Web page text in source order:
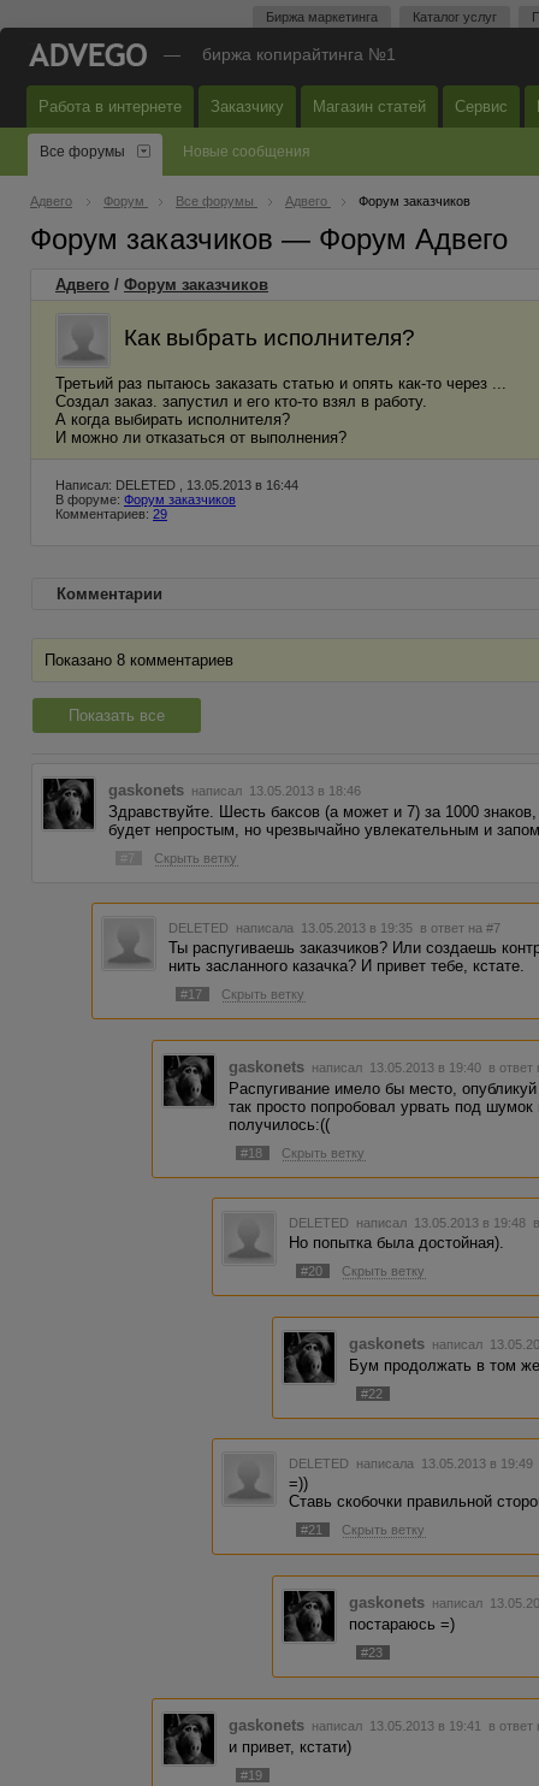
Биржа маркетинга Каталог услуг
— биржа копирайтинга №1
Работа в интернете Заказчику Магазин статей Сервис
Все форумы Новые сообщения
Адвего Форум Все форумы Адвего Форум заказчиков
Форум заказчиков — Форум Адвего
Адвего / Форум заказчиков
Как выбрать исполнителя?
Третьий раз пытаюсь заказать статью и опять как-то через ...
Создал заказ. запустил и его кто-то взял в работу.
А когда выбирать исполнителя?
И можно ли отказаться от выполнения?
Написал: DELETED , 13.05.2013 в 16:44
В форуме: Форум заказчиков
Комментариев: 29
Комментарии
Показано 8 комментариев
Показать все
gaskonets написал 13.05.2013 в 18:46
Здравствуйте. Шесть баксов (а может и 7) за 1000
будет непростым, но чрезвычайно увлекательным и
#7 Скрыть ветку
DELETED написала 13.05.2013 в 19:35 в ответ на #7
Ты распугиваешь заказчиков? Или создаешь
нить засланного казачка? И привет тебе, кстате.
#17 Скрыть ветку
gaskonets написал 13.05.2013 в 19:40 в ответ
Распугивание имело бы место,
так просто попробовал урвать под
получилось:((
#18 Скрыть ветку
DELETED написал 13.05.2013 в 19:48
Но попытка была достойная).
#20 Скрыть ветку
gaskonets написал
Бум продолжать в том
#22
DELETED написала 13.05.2013 в
=))
Ставь скобочки правильной
#21 Скрыть ветку
gaskonets написал
постараюсь =)
#23
gaskonets написал 13.05.2013 в 19:41 в ответ
и привет, кстати)
#19